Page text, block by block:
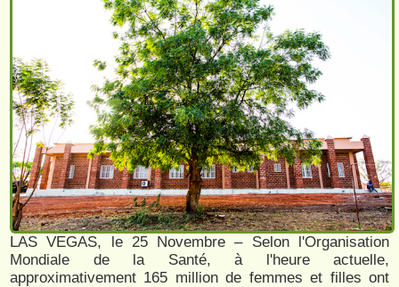
LAS VEGAS, le 25 Novembre – Selon l'Organisation
Mondiale de la Santé, à l'heure actuelle,
approximativement 165 million de femmes et filles ont